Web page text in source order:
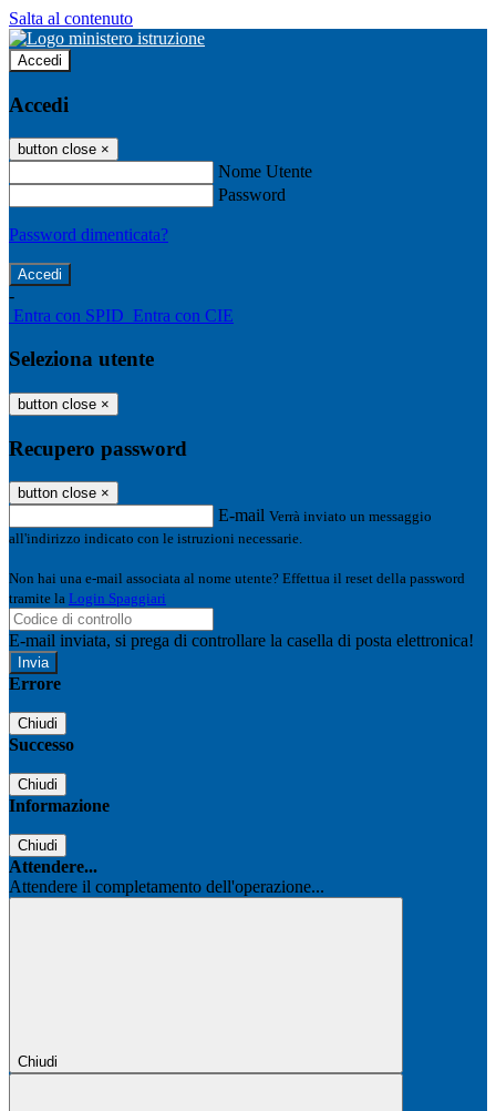
Salta al contenuto
Accedi
Accedi
button close ×
Nome Utente
Password
Password dimenticata?
-
Entra con SPID Entra con CIE
Seleziona utente
button close ×
Recupero password
button close ×
E-mail Verrà inviato un messaggio
all'indirizzo indicato con le istruzioni necessarie.
Non hai una e-mail associata al nome utente? Effettua il reset della password
tramite la Login Spaggiari
E-mail inviata, si prega di controllare la casella di posta elettronica!
Errore
Chiudi
Successo
Chiudi
Informazione
Chiudi
Attendere...
Attendere il completamento dell'operazione...
Chiudi